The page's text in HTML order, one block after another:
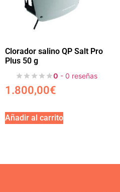
Clorador salino QP Salt Pro
Plus 50 g
0 - 0 reseñas
1.800,00€
Añadir al carrito